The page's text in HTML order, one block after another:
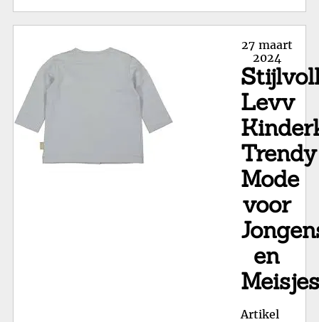
de
Posted
on
27 maart
2024
Levv
Trendy
Mode
voor
en
Meisjes
Artikel